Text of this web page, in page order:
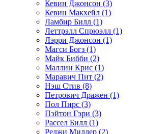
Кевин Джонсон (3)
Кевин Макхейл (1)
Ламбир Билл (1)
Леттрэлл Спрюэлл (1)
Лэрри Джонсон (1)
Магси Богз (1)
Майк Бибби (2)
Маллин Крис (1)
Маравич Пит (2)
Нэш Стив (8)
Петрович Дражен (1)
Пол Пирс (3)
Пэйтон Гэри (3)
Рассел Билл (1)
Реджи Миллер (2)